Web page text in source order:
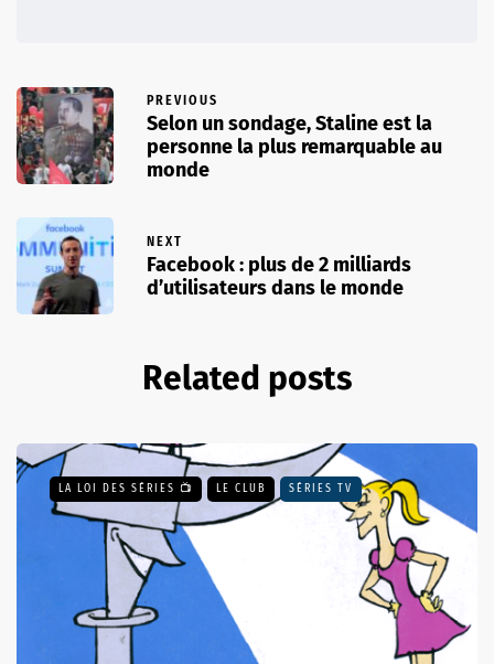
PREVIOUS
Selon un sondage, Staline est la
personne la plus remarquable au
monde
NEXT
Facebook : plus de 2 milliards
d’utilisateurs dans le monde
Related posts
LA LOI DES SÉRIES 📺 LE CLUB SÉRIES TV